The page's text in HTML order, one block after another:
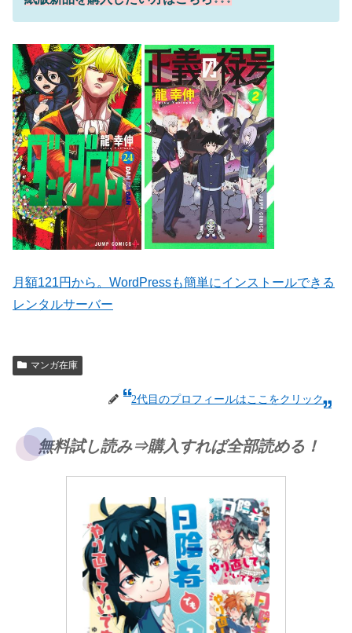
月額121円から。WordPressも簡単にインストールできる
レンタルサーバー
マンガ在庫
2代目のプロフィールはここをクリック
無料試し読み⇒購入すれば全部読める！